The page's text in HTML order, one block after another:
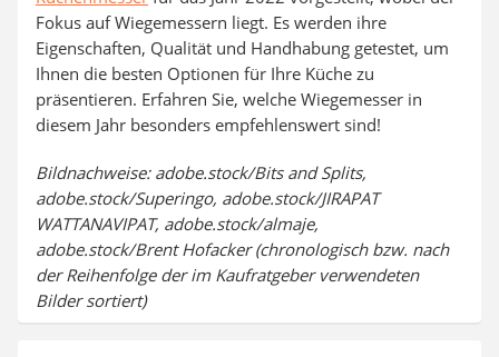
Fokus auf Wiegemessern liegt. Es werden ihre
Eigenschaften, Qualität und Handhabung getestet, um
Ihnen die besten Optionen für Ihre Küche zu
präsentieren. Erfahren Sie, welche Wiegemesser in
diesem Jahr besonders empfehlenswert sind!
Bildnachweise: adobe.stock/Bits and Splits,
adobe.stock/Superingo, adobe.stock/JIRAPAT
WATTANAVIPAT, adobe.stock/almaje,
adobe.stock/Brent Hofacker (chronologisch bzw. nach
der Reihenfolge der im Kaufratgeber verwendeten
Bilder sortiert)